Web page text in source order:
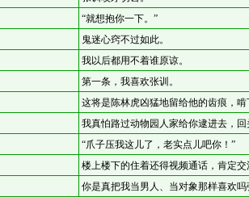
“就想抱你一下。”
鬼迷心窍不过如此。
我以后都用不着谁原谅。
第一条，我喜欢张训。
这将是陈林虎凶猛地留给他的齿痕，
我真怕路过动物园人家给你逮进去，
“爪子压我这儿了，老实点儿吧你！”
楼上楼下的住着还得视频通话，肯定
你是真把我当男人、当对象那样喜欢吗